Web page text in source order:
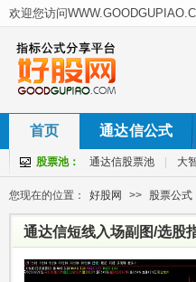
首页 通达信公式
股票池： 通达信股票池 大
您现在的位置： 好股网 >> 股票公式
通达信短线入场副图/选股